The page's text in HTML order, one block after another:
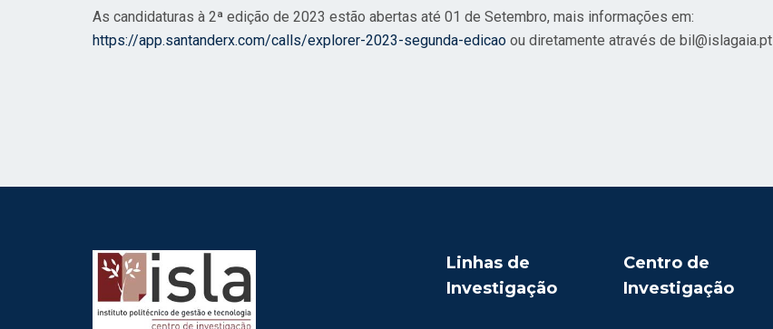
As candidaturas à 2ª edição de 2023 estão abertas até 01 de Setembro, mais informações em:
https://app.santanderx.com/calls/explorer-2023-segunda-edicao ou diretamente através de bil@islagaia.pt
Linhas de
Investigação
Centro de
Investigação